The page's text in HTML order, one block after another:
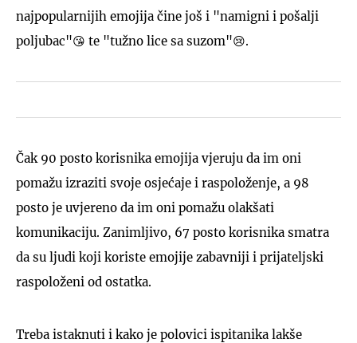
najpopularnijih emojija čine još i "namigni i pošalji
poljubac"😘 te "tužno lice sa suzom"😢.
Čak 90 posto korisnika emojija vjeruju da im oni
pomažu izraziti svoje osjećaje i raspoloženje, a 98
posto je uvjereno da im oni pomažu olakšati
komunikaciju. Zanimljivo, 67 posto korisnika smatra
da su ljudi koji koriste emojije zabavniji i prijateljski
raspoloženi od ostatka.
Treba istaknuti i kako je polovici ispitanika lakše